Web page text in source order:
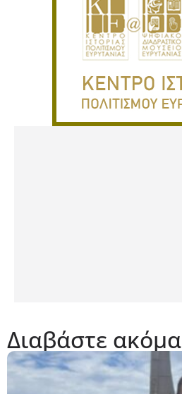
Διαβάστε ακόμα